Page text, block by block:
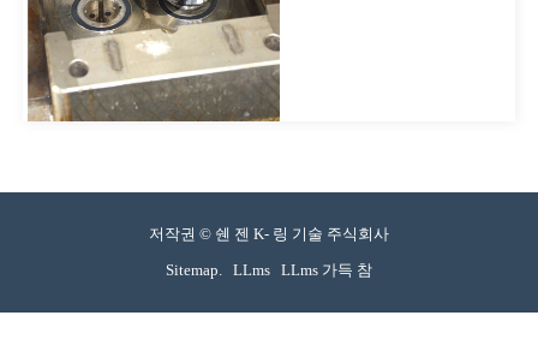
저작권 © 쉔 젠 K- 링 기술 주식회사
Sitemap. LLms LLms 가득 참